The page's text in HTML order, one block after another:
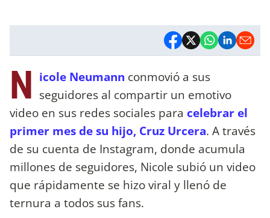
N icole Neumann conmovió a sus
seguidores al compartir un emotivo
video en sus redes sociales para celebrar el
primer mes de su hijo, Cruz Urcera. A través
de su cuenta de Instagram, donde acumula
millones de seguidores, Nicole subió un video
que rápidamente se hizo viral y llenó de
ternura a todos sus fans.